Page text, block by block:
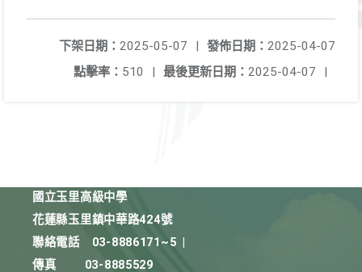
發佈日期： 2025-04-07
下架日期： 2025-05-07
|
最後更新日期： 2025-04-07 |
點擊率： 510 |
國立玉里高級中學
花蓮縣玉里鎮中華路424號
聯絡電話
03-8886171~5
傳真
03-8885529